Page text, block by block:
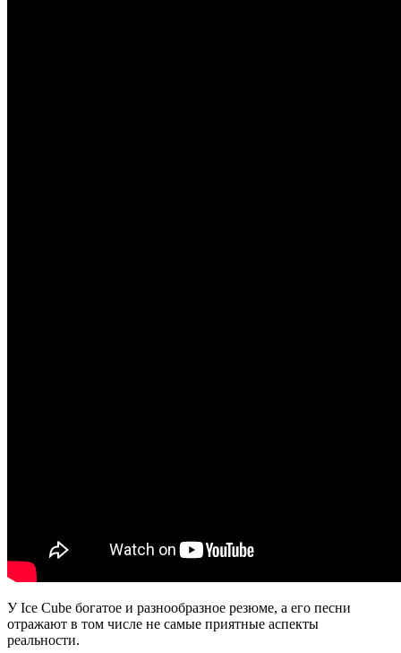
У Ice Cube богатое и разнообразное резюме, а его песни
отражают в том числе не самые приятные аспекты
реальности.